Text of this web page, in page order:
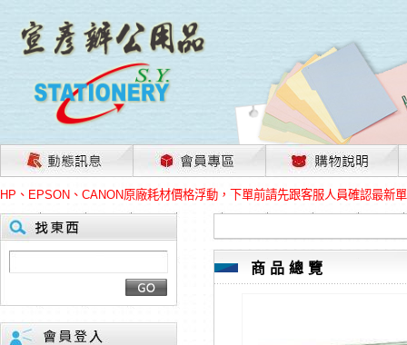
茲因國際情勢變化石油及塑化原物料波動漲幅甚大，部份上游供應商已採取
本網站免費註冊，所標示的商品單價皆為“未稅價格”；本公司保有是否接單出
HP、EPSON、CANON原廠耗材價格浮動，下單前請先跟客服人員確認最新
本網站免費註冊，所標示的商品單價皆為“未稅價格”；本公司保有是否接單出
匯款客戶請注意！因商品繁複來不及發現短缺，遂待客服人員跟您確認訂單
本網站免費註冊，所標示的商品單價皆為“未稅價格”；本公司保有是否接單出
茲因國際情勢變化石油及塑化原物料波動漲幅甚大，部份上游供應商已採取
本網站免費註冊，所標示的商品單價皆為“未稅價格”；本公司保有是否接單出
HP、EPSON、CANON原廠耗材價格浮動，下單前請先跟客服人員確認最新
本網站免費註冊，所標示的商品單價皆為“未稅價格”；本公司保有是否接單出
匯款客戶請注意！因商品繁複來不及發現短缺，遂待客服人員跟您確認訂單
商品總覽